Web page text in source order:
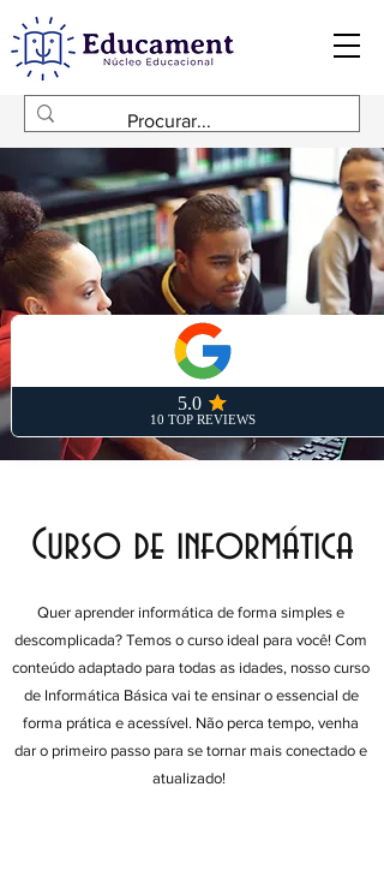
Curso de informática
Quer aprender informática de forma simples e
descomplicada? Temos o curso ideal para você! Com
conteúdo adaptado para todas as idades, nosso curso
de Informática Básica vai te ensinar o essencial de
forma prática e acessível. Não perca tempo, venha
dar o primeiro passo para se tornar mais conectado e
atualizado!